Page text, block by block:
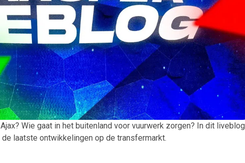
Wie gaat in het buitenland voor vuurwerk zorgen? In dit liveblog
laatste ontwikkelingen op de transfermarkt.